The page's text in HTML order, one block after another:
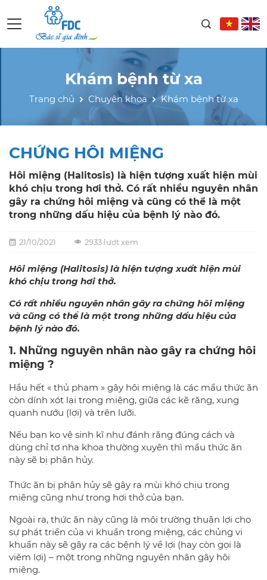
Khám bệnh từ xa
Trang chủ Chuyên khoa Khám bệnh từ xa
CHỨNG HÔI MIỆNG
Hôi miệng (Halitosis) là hiện tượng xuất hiện mùi
khó chịu trong hơi thở. Có rất nhiều nguyên nhân
gây ra chứng hôi miệng và cũng có thể là một
trong những dấu hiệu của bệnh lý nào đó.
21/10/2021 2933 lượt xem
Hôi miệng (Halitosis) là hiện tượng xuất hiện mùi
khó chịu trong hơi thở.
Có rất nhiều nguyên nhân gây ra chứng hôi miệng
và cũng có thể là một trong những dấu hiệu của
bệnh lý nào đó.
1. Những nguyên nhân nào gây ra chứng hôi
miệng ?
Hầu hết « thủ phạm » gây hôi miệng là các mẩu thức ăn
còn dính xót lại trong miệng, giữa các kẽ răng, xung
quanh nướu (lợi) và trên lưỡi.
Nếu bạn ko vệ sinh kĩ như đánh răng đúng cách và
dùng chỉ tơ nha khoa thường xuyên thì mẩu thức ăn
này sẽ bị phân hủy.
Thức ăn bị phân hủy sẽ gây ra mùi khó chịu trong
miệng cũng như trong hơi thở của bạn.
Ngoài ra, thức ăn này cũng là môi trường thuận lợi cho
sự phát triển của vi khuẩn trong miệng, các chủng vi
khuẩn này sẽ gây ra các bệnh lý về lợi (hay còn gọi là
viêm lợi) – một trong những nguyên nhân gây hôi
miệng.